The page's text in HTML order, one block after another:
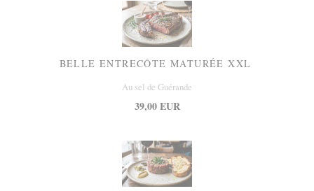
BELLE ENTRECÔTE MATURÉE XXL
Au sel de Guérande
39,00 EUR